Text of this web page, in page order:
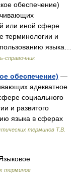
обеспечение)
или иной сфере
терминологии и
языка…
справочник
обеспечение) —
адекватное
социального
и развитого
языка в сферах
терминов Т.В.
терминов